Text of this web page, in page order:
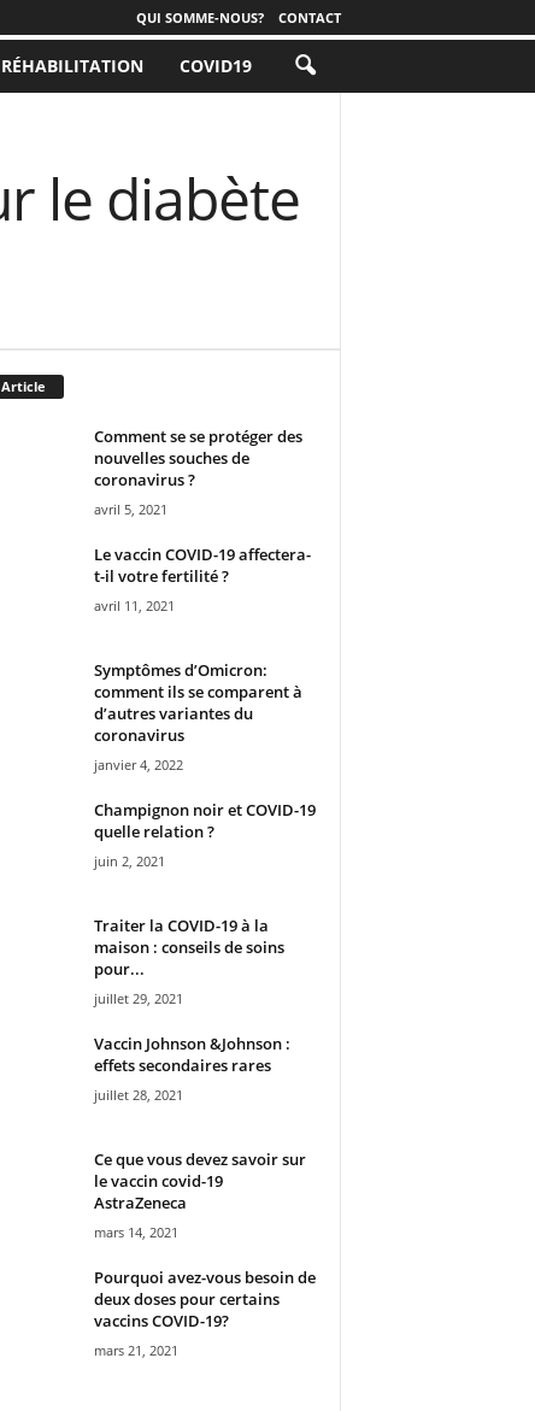
QUI SOMME-NOUS? CONTACT
RÉHABILITATION COVID19
le diabète
Article
Comment se se protéger des
nouvelles souches de
coronavirus ?
avril 5, 2021
Le vaccin COVID-19 affectera-
t-il votre fertilité ?
avril 11, 2021
Symptômes d’Omicron:
comment ils se comparent à
d’autres variantes du
coronavirus
janvier 4, 2022
Champignon noir et COVID-19
quelle relation ?
juin 2, 2021
Traiter la COVID-19 à la
maison : conseils de soins
pour...
juillet 29, 2021
Vaccin Johnson &Johnson :
effets secondaires rares
juillet 28, 2021
Ce que vous devez savoir sur
le vaccin covid-19
AstraZeneca
mars 14, 2021
Pourquoi avez-vous besoin de
deux doses pour certains
vaccins COVID-19?
mars 21, 2021